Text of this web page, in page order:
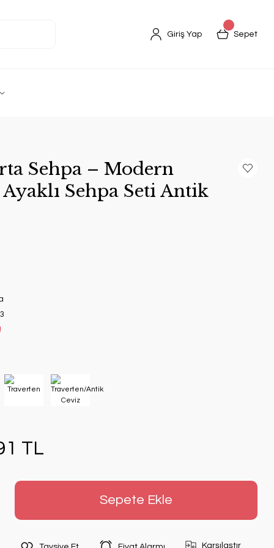
Giriş Yap Sepet
Sehpa – Modern
Sehpa Seti Antik
TL
Sepete Ekle
Karşılaştır